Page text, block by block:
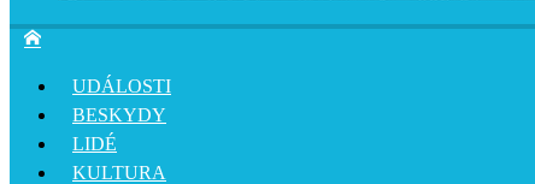
UDÁLOSTI
BESKYDY
LIDÉ
KULTURA